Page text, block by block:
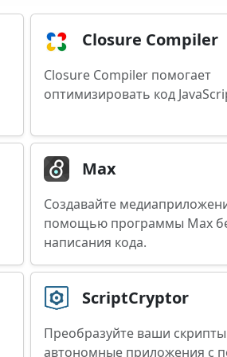
Closure Compiler
Closure Compiler помогает
оптимизировать код
Max
Создавайте
помощью программы Max
написания кода.
ScriptCryptor
Преобразуйте ваши
автономные приложения с